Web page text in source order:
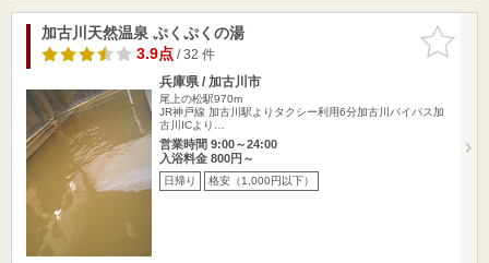
お気に入
りに追加
加古川天然温泉 ぷくぷくの湯
3.9点/ 32 件
兵庫県 / 加古川市
尾上の松駅970m
JR神戸線 加古川駅よりタクシー利用6分加古川バイパス加
古川ICより…
営業時間 9:00～24:00
入浴料金 800円～
日帰り 格安（1,000円以下）